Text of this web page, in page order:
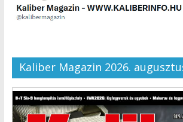
Kaliber Magazin 2026.